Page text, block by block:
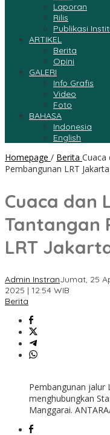
Laporan
Rilis
Publikasi
ARTIKEL
Berita
Opini
GALERI
Info Grafis
Video
Foto
BAHASA
Indonesia
English
Homepage / Berita Cuaca
Pembangunan LRT
Cuaca dan
Tantangan
LRT
Admin InstranJumat, 25
2025 | 12:54 WIB
Berita
Pembangunan jalur
menghubungkan
Manggarai.